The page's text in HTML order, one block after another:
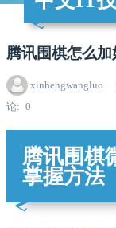
腾讯围棋怎么加
xinhengwangluo
论
0
腾讯围棋
掌握方法